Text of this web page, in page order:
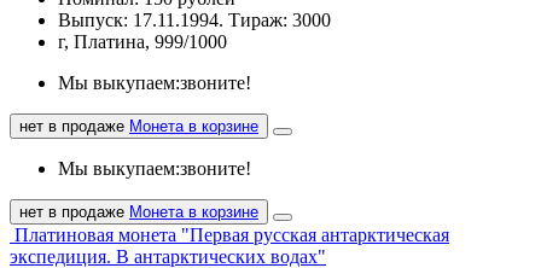
Выпуск: 17.11.1994. Тираж: 3000
г, Платина, 999/1000
Мы выкупаем:звоните!
нет в продаже Монета в корзине
Мы выкупаем:звоните!
нет в продаже Монета в корзине
Платиновая монета "Первая русская антарктическая
экспедиция. В антарктических водах"